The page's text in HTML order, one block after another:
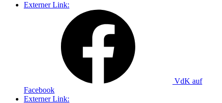
Externer Link:
VdK auf
Facebook
Externer Link: